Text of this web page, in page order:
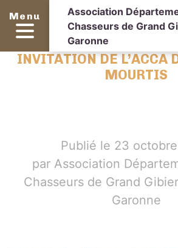
Menu
Association
Chasseurs de Grand
Garonne
INVITATION DE L’ACCA
MOURTIS
Publié le 23
par Association
Chasseurs de Grand
Garonne